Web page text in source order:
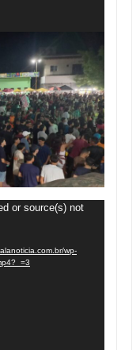
or source(s) not
wp-